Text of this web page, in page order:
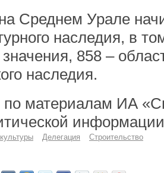
Среднем Урале
наследия, в
858 –
наследия.
материалам ИА
Делегация Строительство